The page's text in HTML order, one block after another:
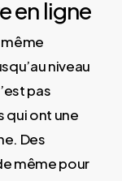
en ligne
même
niveau
pas
qui ont une
Des
même pour